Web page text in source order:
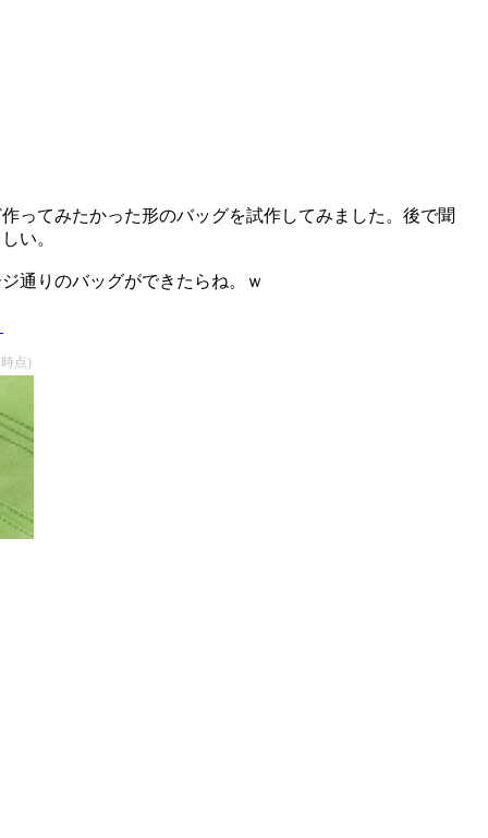
ってみたかった形のバッグを試作してみました。後で聞
い。
通りのバッグができたらね。ｗ
時点)